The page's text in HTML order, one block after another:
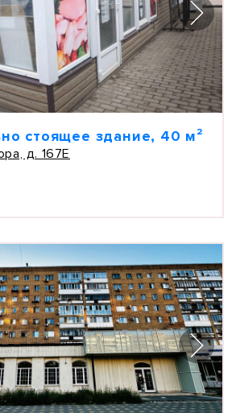
стоящее здание, 40 м²
д. 167Е